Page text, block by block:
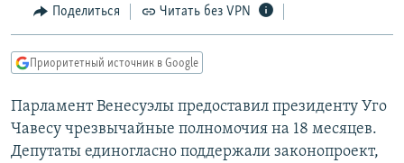
Вернутся
главной
навигации
Вернутся
поиску
МНЕНИЯ
IDEL.РЕАЛИИ
КАВКАЗ.РЕАЛИИ
СЕВЕР.РЕАЛИИ
Поделиться Читать без VPN
Приоритетный источник в Google
Парламент Венесуэлы предоставил президенту Уго
Чавесу чрезвычайные полномочия на 18 месяцев.
Депутаты единогласно поддержали законопроект,